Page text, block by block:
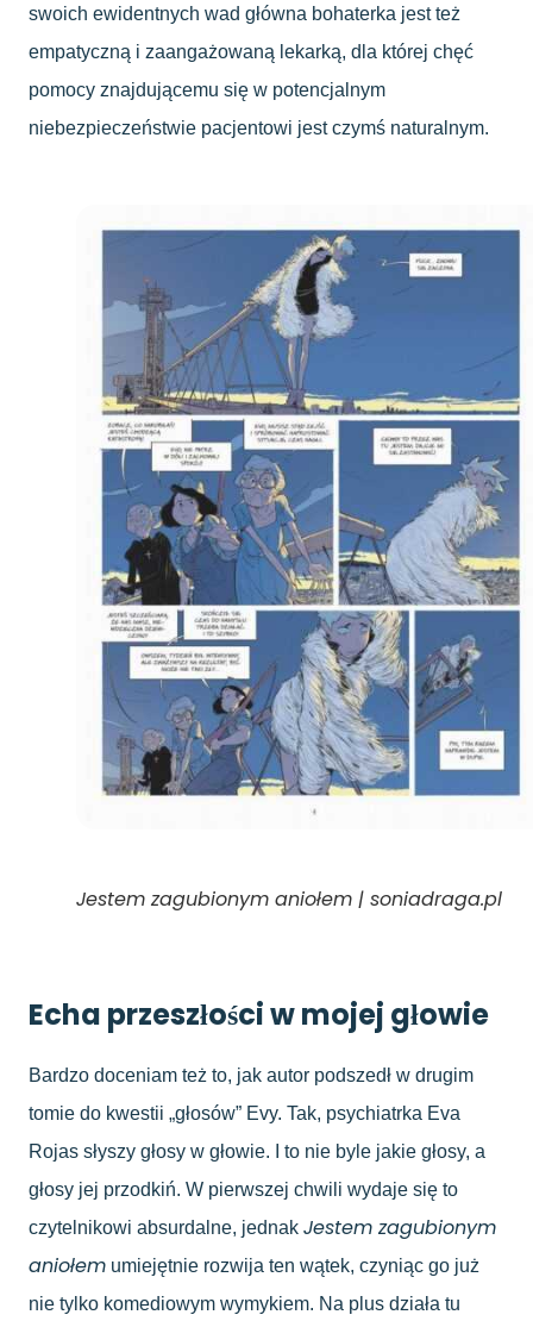
swoich ewidentnych wad główna bohaterka jest też
empatyczną i zaangażowaną lekarką, dla której chęć
pomocy znajdującemu się w potencjalnym
niebezpieczeństwie pacjentowi jest czymś naturalnym.
Jestem zagubionym aniołem | soniadraga.pl
Echa przeszłości w mojej głowie
Bardzo doceniam też to, jak autor podszedł w drugim
tomie do kwestii „głosów” Evy. Tak, psychiatrka Eva
Rojas słyszy głosy w głowie. I to nie byle jakie głosy, a
głosy jej przodkiń. W pierwszej chwili wydaje się to
czytelnikowi absurdalne, jednak Jestem zagubionym
aniołem umiejętnie rozwija ten wątek, czyniąc go już
nie tylko komediowym wymykiem. Na plus działa tu